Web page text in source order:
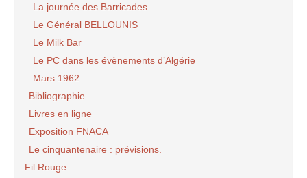
La journée des Barricades
Le Général BELLOUNIS
Le Milk Bar
Le PC dans les évènements d’Algérie
Mars 1962
Bibliographie
Livres en ligne
Exposition FNACA
Le cinquantenaire : prévisions.
Fil Rouge